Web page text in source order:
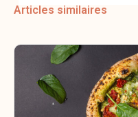
Articles similaires